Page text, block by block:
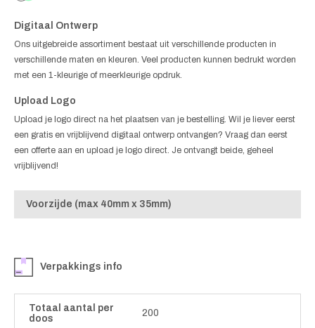
Digitaal Ontwerp
Ons uitgebreide assortiment bestaat uit verschillende producten in
verschillende maten en kleuren. Veel producten kunnen bedrukt worden
met een 1-kleurige of meerkleurige opdruk.
Upload Logo
Upload je logo direct na het plaatsen van je bestelling. Wil je liever eerst
een gratis en vrijblijvend digitaal ontwerp ontvangen? Vraag dan eerst
een offerte aan en upload je logo direct. Je ontvangt beide, geheel
vrijblijvend!
Voorzijde (max 40mm x 35mm)
Verpakkings info
Totaal aantal per
doos
200